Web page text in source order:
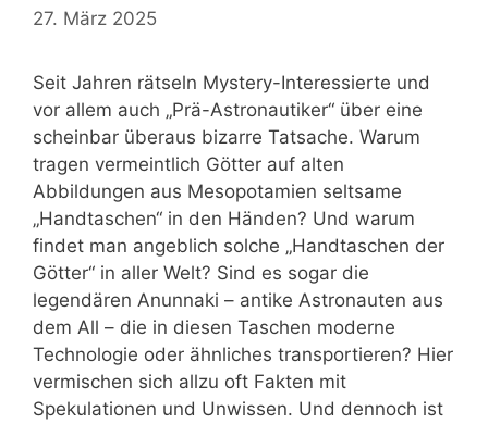
27. März 2025
Seit Jahren rätseln Mystery-Interessierte und
vor allem auch „Prä-Astronautiker“ über eine
scheinbar überaus bizarre Tatsache. Warum
tragen vermeintlich Götter auf alten
Abbildungen aus Mesopotamien seltsame
„Handtaschen“ in den Händen? Und warum
findet man angeblich solche „Handtaschen der
Götter“ in aller Welt? Sind es sogar die
legendären Anunnaki – antike Astronauten aus
dem All – die in diesen Taschen moderne
Technologie oder ähnliches transportieren? Hier
vermischen sich allzu oft Fakten mit
Spekulationen und Unwissen. Und dennoch ist